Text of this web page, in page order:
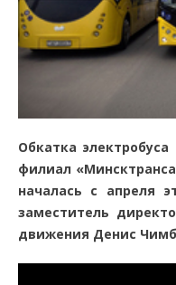
Обкатка
филиал
началась с апреля
заместитель
движения Денис